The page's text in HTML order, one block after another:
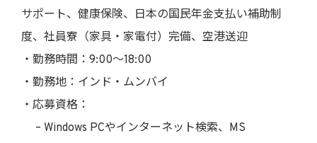
サポート、健康保険、日本の国民年金支払い補助制
度、社員寮（家具・家電付）完備、空港送迎
・勤務時間：9:00〜18:00
・勤務地：インド・ムンバイ
・応募資格：
– Windows PCやインターネット検索、MS